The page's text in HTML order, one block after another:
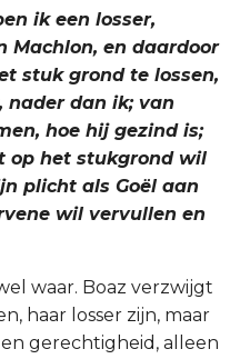
ik een losser,
Machlon, en daardoor
stuk grond te lossen,
nader dan ik; van
hoe hij gezind is;
op het stukgrond wil
plicht als Goël aan
wil vervullen en
waar. Boaz verzwijgt
haar losser zijn, maar
gerechtigheid, alleen